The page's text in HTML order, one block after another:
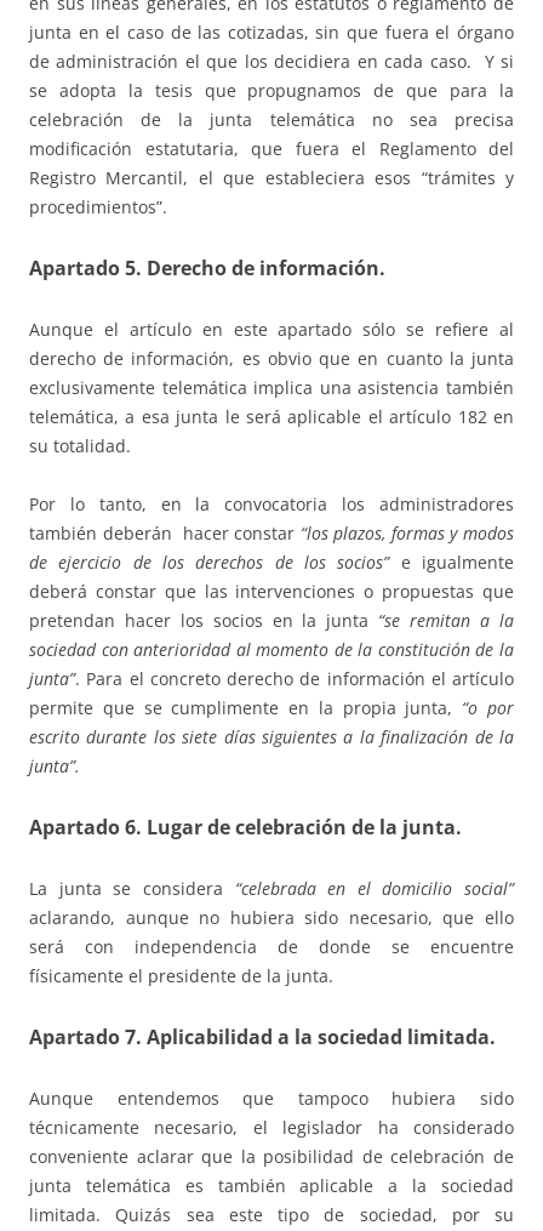
junta en el caso de las cotizadas, sin que fuera el órgano
de administración el que los decidiera en cada caso. Y si
se adopta la tesis que propugnamos de que para la
celebración de la junta telemática no sea precisa
modificación estatutaria, que fuera el Reglamento del
Registro Mercantil, el que estableciera esos “trámites y
procedimientos”.
Apartado 5. Derecho de información.
Aunque el artículo en este apartado sólo se refiere al
derecho de información, es obvio que en cuanto la junta
exclusivamente telemática implica una asistencia también
telemática, a esa junta le será aplicable el artículo 182 en
su totalidad.
Por lo tanto, en la convocatoria los administradores
también deberán hacer constar “los plazos, formas y modos
de ejercicio de los derechos de los socios”e igualmente
deberá constar que las intervenciones o propuestas que
pretendan hacer los socios en la junta “se remitan a la
sociedad con anterioridad al momento de la constitución de la
junta”. Para el concreto derecho de información el artículo
permite que se cumplimente en la propia junta, “o por
escrito durante los siete días siguientes a la finalización de la
junta”.
Apartado 6. Lugar de celebración de la junta.
La junta se considera “celebrada en el domicilio social”
aclarando, aunque no hubiera sido necesario, que ello
será con independencia de donde se encuentre
físicamente el presidente de la junta.
Apartado 7. Aplicabilidad a la sociedad limitada.
Aunque entendemos que tampoco hubiera sido
técnicamente necesario, el legislador ha considerado
conveniente aclarar que la posibilidad de celebración de
junta telemática es también aplicable a la sociedad
limitada. Quizás sea este tipo de sociedad, por su